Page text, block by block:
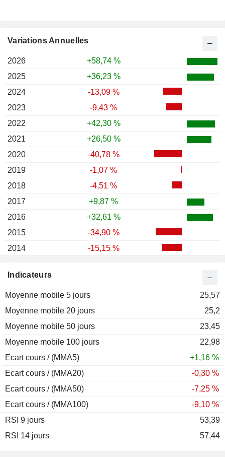
Indicateurs
Moyenne mobile 5 jours
25,57
Moyenne mobile 20 jours
25,2
Moyenne mobile 50 jours
23,45
Moyenne mobile 100 jours
22,98
Ecart cours / (MMA5)
+1,16 %
Ecart cours / (MMA20)
-0,30 %
Ecart cours / (MMA50)
-7,25 %
Ecart cours / (MMA100)
-9,10 %
RSI 9 jours
53,39
RSI 14 jours
57,44
Variations Annuelles
2026
+58,74 %
2025
+36,23 %
2024
-13,09 %
2023
-9,43 %
2022
+42,30 %
2021
+26,50 %
2020
-40,78 %
2019
-1,07 %
2018
-4,51 %
2017
+9,87 %
2016
+32,61 %
2015
-34,90 %
2014
-15,15 %
2012
2011
+13,84 %
2010
+11,35 %
2009
+24,01 %
2008
-38,06 %
2007
2006
2005
2004
+23,93 %
2003
2002